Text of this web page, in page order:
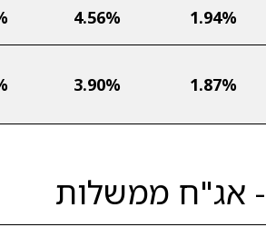
1.94%
4.56%
1.87%
3.90%
אג"ח ממשלות